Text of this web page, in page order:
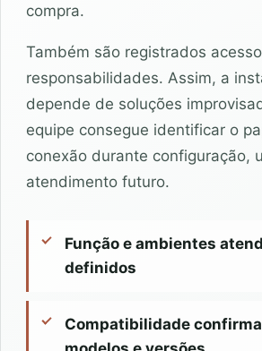
compra.
Também são registrados
responsabilidades. Assim, a
depende de soluções
equipe consegue identificar o
conexão durante configuração,
atendimento futuro.
Função e ambientes
definidos
Compatibilidade